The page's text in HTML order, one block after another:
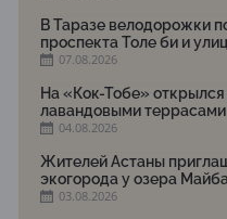
В Таразе велодорожки
проспекта Толе би и
07.08.2026
На «Кок-Тобе»
лавандовыми террасами
04.08.2026
Жителей Астаны
экогорода у озера
03.08.2026